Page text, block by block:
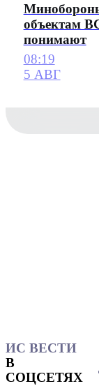
объектам
понимают
08:19
5 АВГ
ИС ВЕСТИ
В
СОЦСЕТЯХ